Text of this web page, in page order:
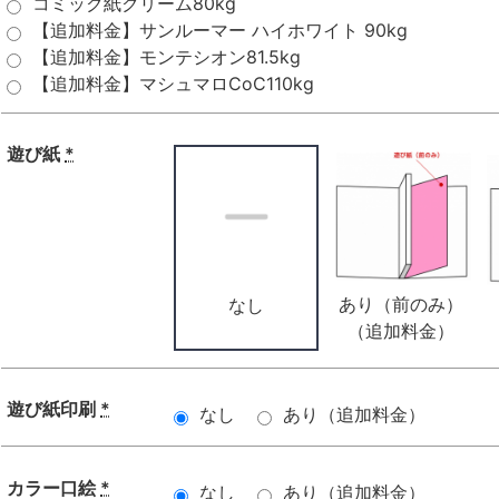
【追加料金】サンルーマー ハイホワイト 90kg
【追加料金】モンテシオン81.5kg
【追加料金】マシュマロCoC110kg
遊び紙 *
なし
あり（前のみ）
（追加料金）
遊び紙印刷 * なし あり（追加料金）
カラー口絵 * なし あり（追加料金）